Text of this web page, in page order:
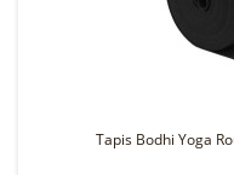
Tapis Bodhi Yoga